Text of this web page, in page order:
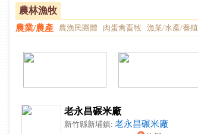
農林漁牧
農業/農產 農漁民團體 肉蛋禽畜牧 漁業/水產/養殖
老永昌碾米廠
新竹縣新埔鎮: 老永昌碾米廠